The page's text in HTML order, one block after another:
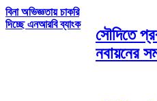
বিনা অভিজ্ঞতায় চাকরি
দিচ্ছে এনআরবি ব্যাংক
সৌদিতে
নবায়নের